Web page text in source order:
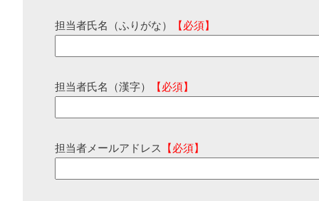
担当者氏名（ふりがな） 【必須】
担当者氏名（漢字） 【必須】
担当者メールアドレス 【必須】